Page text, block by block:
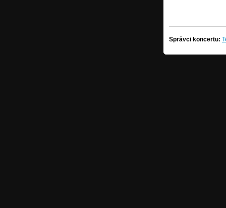
Správci koncertu: